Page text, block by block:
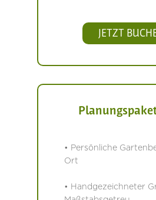
JETZT
• Persönliche
Ort
• Handgezeichneter